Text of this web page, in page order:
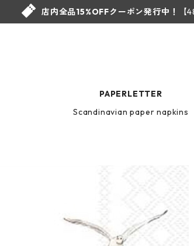
店内全品15%OFFクーポン発行中！ 【
PAPERLETTER
Scandinavian paper napkins